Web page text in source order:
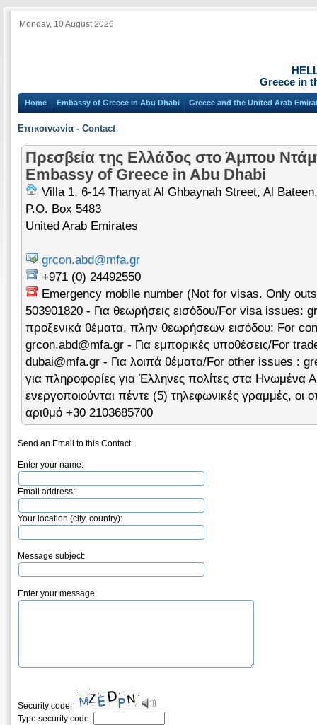
Monday, 10 August 2026
Greece in
Home Embassy of Greece in Abu Dhabi Greece and the United Arab
Επικοινωνία - Contact
Πρεσβεία της Ελλάδος στο Άμπου
Embassy of Greece in Abu Dhabi
Villa 1, 6-14 Thanyat Al Ghbaynah Street, Al
P.O. Box 5483
United Arab Emirates
grcon.abd@mfa.gr
+971 (0) 24492550
Emergency mobile number (Not for visas. Only
503901820 - Για θεωρήσεις εισόδου/For visa issues:
προξενικά θέματα, πλην θεωρήσεων εισόδου: For
grcon.abd@mfa.gr - Για εμπορικές υποθέσεις/For
dubai@mfa.gr - Για λοιπά θέματα/For other issues :
για πληροφορίες για Έλληνες πολίτες στα Ηνωμένα
ενεργοποιούνται πέντε (5) τηλεφωνικές γραμμές, οι
αριθμό +30 2103685700
Send an Email to this Contact:
Enter your name:
Email address:
Your location (city, country):
Message subject:
Enter your message:
Security code:
Type security code: